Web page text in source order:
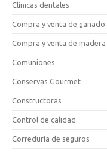
Clínicas dentales
Compra y venta de ganado
Compra y venta de madera
Comuniones
Conservas Gourmet
Constructoras
Control de calidad
Correduría de seguros